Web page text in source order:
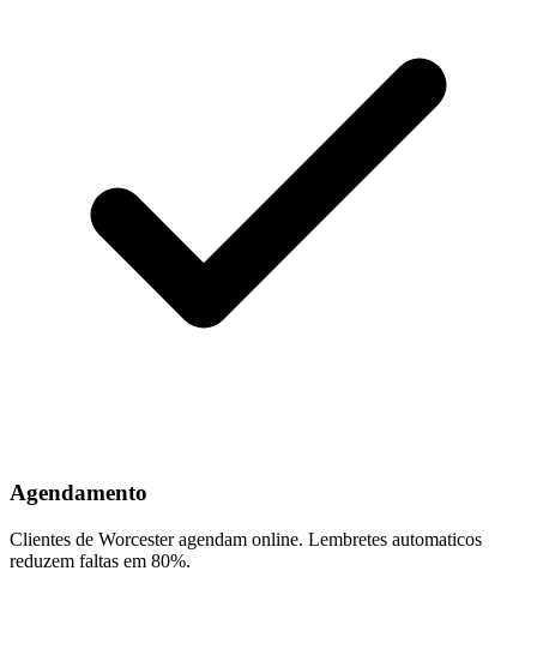
Agendamento
Clientes de Worcester agendam online. Lembretes automaticos
reduzem faltas em 80%.